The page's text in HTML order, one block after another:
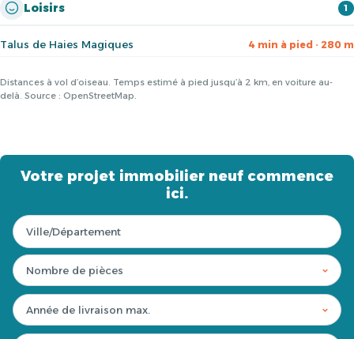
Loisirs 1
Talus de Haies Magiques 4 min à pied · 280 m
Distances à vol d’oiseau. Temps estimé à pied jusqu’à 2 km, en voiture au-
delà. Source : OpenStreetMap.
Votre projet immobilier neuf commence
ici.